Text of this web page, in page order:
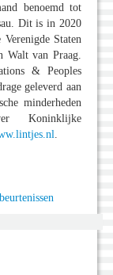
benoemd tot
Dit is in 2020
Staten
van Praag.
& Peoples
geleverd aan
minderheden
Koninklijke